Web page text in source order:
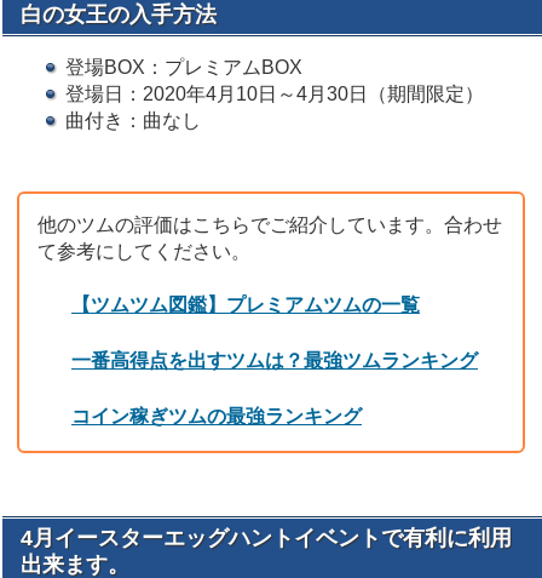
白の女王の入手方法
登場BOX：プレミアムBOX
登場日：2020年4月10日～4月30日（期間限定）
曲付き：曲なし
他のツムの評価はこちらでご紹介しています。合わせ
て参考にしてください。
【ツムツム図鑑】プレミアムツムの一覧
一番高得点を出すツムは？最強ツムランキング
コイン稼ぎツムの最強ランキング
4月イースターエッグハントイベントで有利に利用
出来ます。